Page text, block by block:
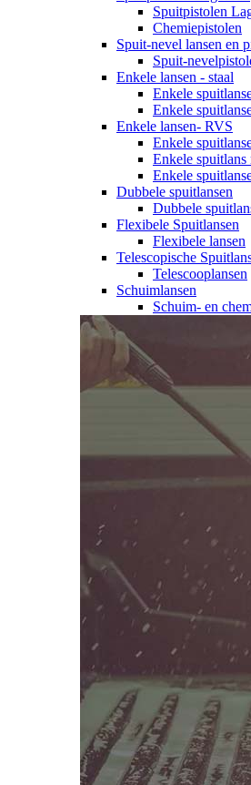
Spuitpistolen
Chemiepistolen
Spuit-nevel lansen en
Spuit-
Enkele lansen - staal
Enkele
Enkele
Enkele lansen- RVS
Enkele
Enkele spuitlans
Enkele
Dubbele spuitlansen
Dubbele
Flexibele Spuitlansen
Flexibele lansen
Telescopische
Telescooplansen
Schuimlansen
Schuim- en